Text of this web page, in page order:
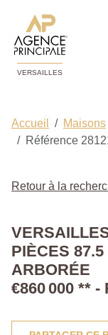
VERSAILLES
Accueil Maisons
Référence
Retour à la
PIÈCES 87.5
ARBORÉE
€860 000 ** -